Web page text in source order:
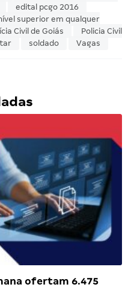
edital pcgo 2016
superior em qualquer
Civil de Goiás
Policia Civil
soldado Vagas
ofertam 6.475